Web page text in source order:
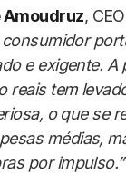
Amoudruz,
e exigente. A
reais tem
o que se
médias,
por impulso.”